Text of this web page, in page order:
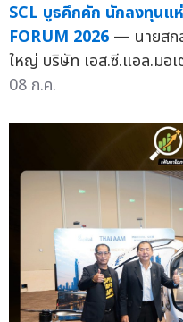
SCL บูธคึกคัก นักลงทุนแ
FORUM 2026 — นายสก
ใหญ่ บริษัท เอส.ซี.แอล.มอ
08 ก.ค.